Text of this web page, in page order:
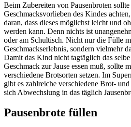
Beim Zubereiten von Pausenbroten
Geschmacksvorlieben des Kindes
daran, dass dieses möglichst leicht und
werden kann. Denn nichts ist
oder am Schultisch. Nicht nur die Fülle
Geschmackserlebnis, sondern vielmehr
Damit das Kind nicht tagtäglich das
Geschmack zur Jause essen muß, sollte
verschiedene Brotsorten setzen. Im
gibt es zahlreiche verschiedene Brot-
sich Abwechslung in das täglich
Pausenbrote füllen